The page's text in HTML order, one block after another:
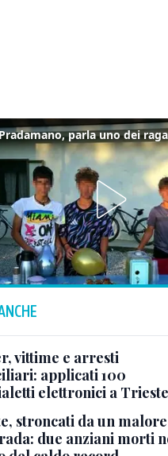
vittime e arresti
applicati 100
elettronici a Trieste
stroncati da un malore
due anziani morti